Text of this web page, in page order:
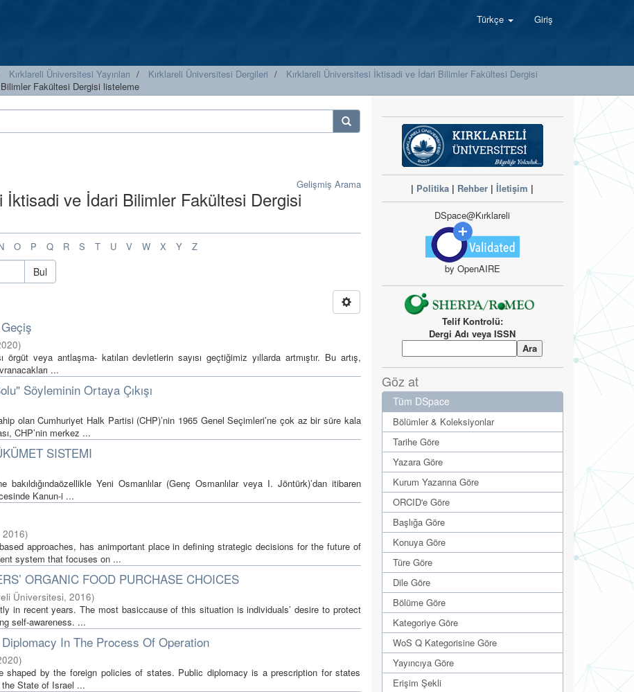
Türkçe Giriş
Kırklareli Üniversitesi Yayınları Kırklareli Üniversitesi Dergileri
Kırklareli Üniversitesi İktisadi ve İdari Bilimler Fakültesi Dergisi
Fakültesi Dergisi listeleme
Gelişmiş Arama
İktisadi ve İdari Bilimler Fakültesi Dergisi
O P Q R S T U V W X Y Z
Bul
)
örgüt veya antlaşma- katılan devletlerin sayısı geçtiğimiz yıllarda artmıştır. Bu artış,
...
Söyleminin Ortaya Çıkışı
olan Cumhuriyet Halk Partisi (CHP)’nin 1965 Genel Seçimleri’ne çok az bir süre kala
CHP’nin merkez ...
SISTEMI
bakıldığındaözellikle Yeni Osmanlılar (Genç Osmanlılar veya I. Jöntürk)’dan itibaren
Kanun-i ...
2016)
approaches, has animportant place in defining strategic decisions for the future of
system that focuses on ...
ORGANIC FOOD PURCHASE CHOICES
Üniversitesi, 2016)
in recent years. The most basiccause of this situation is individuals’ desire to protect
self-awareness. ...
In The Process Of Operation
)
shaped by the foreign policies of states. Public diplomacy is a prescription for states
State of Israel ...
| Politika | Rehber |İletişim |
DSpace@Kırklareli
by OpenAIRE
Telif Kontrolü:
Dergi Adı veya ISSN
Göz at
Tüm DSpace
Bölümler & Koleksiyonlar
Tarihe Göre
Yazara Göre
Kurum Yazarına Göre
ORCID'e Göre
Başlığa Göre
Konuya Göre
Türe Göre
Dile Göre
Bölüme Göre
Kategoriye Göre
WoS Q Kategorisine Göre
Yayıncıya Göre
Erişim Şekli